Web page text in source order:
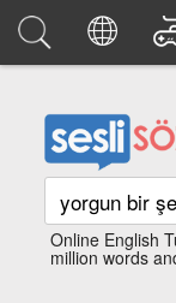
Online English
million words